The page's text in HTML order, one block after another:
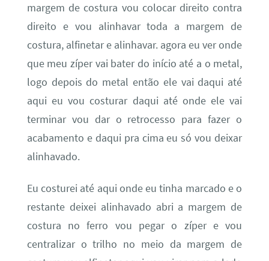
margem de costura vou colocar direito contra
direito e vou alinhavar toda a margem de
costura, alfinetar e alinhavar. agora eu ver onde
que meu zíper vai bater do início até a o metal,
logo depois do metal então ele vai daqui até
aqui eu vou costurar daqui até onde ele vai
terminar vou dar o retrocesso para fazer o
acabamento e daqui pra cima eu só vou deixar
alinhavado.
Eu costurei até aqui onde eu tinha marcado e o
restante deixei alinhavado abri a margem de
costura no ferro vou pegar o zíper e vou
centralizar o trilho no meio da margem de